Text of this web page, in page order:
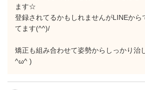
ます☆
登録されてるかもしれませんがLINEから
てます(^^)/
矯正も組み合わせて姿勢からしっかり治
^ω^ )